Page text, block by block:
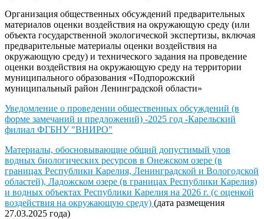
Организация общественных обсуждений предварительных
материалов оценки воздействия на окружающую среду (или
объекта государственной экологической экспертизы, включая
предварительные материалы оценки воздействия на
окружающую среду) и технического задания на проведение
оценки воздействия на окружающую среду на территории
муниципального образования «Подпорожский
муниципальный район Ленинградской области»
Уведомление о проведении общественных обсуждений (в
форме замечаний и предложений) -2025 год -Карельский
филиал ФГБНУ "ВНИРО"
Материалы, обосновывающие общий допустимый улов
водных биологических ресурсов в Онежском озере (в
границах Республики Карелия, Ленинградской и Вологодской
областей), Ладожском озере (в границах Республики Карелия)
и водных объектах Республики Карелия на 2026 г. (с оценкой
воздействия на окружающую среду) (дата размещения
27.03.2025 года)